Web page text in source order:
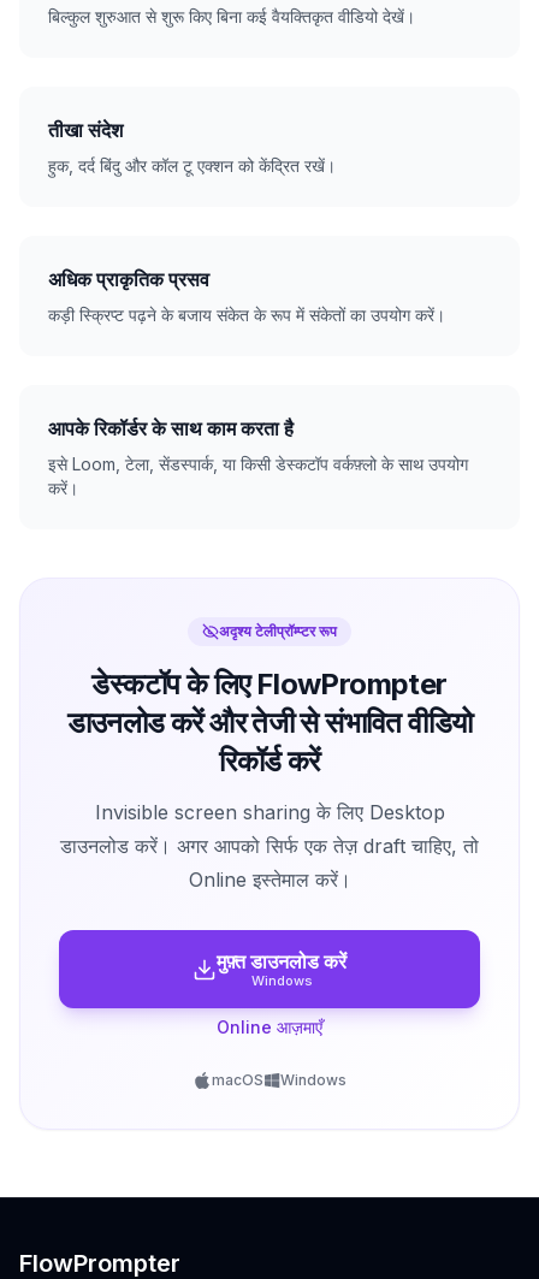
बिल्कुल शुरुआत से शुरू किए बिना कई वैयक्तिकृत वीडियो देखें।
तीखा संदेश
हुक, दर्द बिंदु और कॉल टू एक्शन को केंद्रित रखें।
अधिक प्राकृतिक प्रसव
कड़ी स्क्रिप्ट पढ़ने के बजाय संकेत के रूप में संकेतों का उपयोग करें।
आपके रिकॉर्डर के साथ काम करता है
इसे Loom, टेला, सेंडस्पार्क, या किसी डेस्कटॉप वर्कफ़्लो के साथ उपयोग
करें।
अदृश्य टेलीप्रॉम्प्टर रूप
डेस्कटॉप के लिए FlowPrompter
डाउनलोड करें और तेजी से संभावित वीडियो
रिकॉर्ड करें
Invisible screen sharing के लिए Desktop
डाउनलोड करें। अगर आपको सिर्फ एक तेज़ draft चाहिए, तो
Online इस्तेमाल करें।
मुफ़्त डाउनलोड करें
Windows
Online आज़माएँ
macOS Windows
FlowPrompter